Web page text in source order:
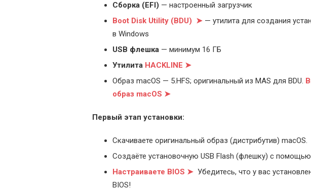
Cборка (EFI) — настроенный загрузчик
Boot Disk Utility (BDU) ➤ — утилита для создания
в Windows
USB флешка — минимум 16 ГБ
Утилита HACKLINE ➤
Образ macOS — 5.HFS; оригинальный из MAS для BDU.
образ macOS ➤
Первый этап установки:
Скачиваете оригинальный образ (дистрибутив) macOS.
Создаёте установочную USB Flash (флешку) с помощью
Настраиваете BIOS ➤ Убедитесь, что у вас
BIOS!